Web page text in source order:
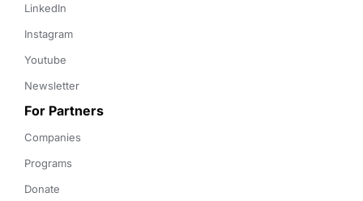
LinkedIn
Instagram
Youtube
Newsletter
For Partners
Companies
Programs
Donate